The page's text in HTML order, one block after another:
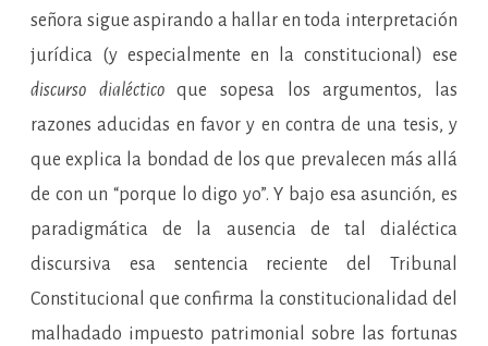
señora sigue aspirando a hallar en toda interpretación
jurídica (y especialmente en la constitucional) ese
discurso dialécticoque sopesa los argumentos, las
razones aducidas en favor y en contra de una tesis, y
que explica la bondad de los que prevalecen más allá
de con un “porque lo digo yo”. Y bajo esa asunción, es
paradigmática de la ausencia de tal dialéctica
discursiva esa sentencia reciente del Tribunal
Constitucional que confirma la constitucionalidad del
malhadado impuesto patrimonial sobre las fortunas